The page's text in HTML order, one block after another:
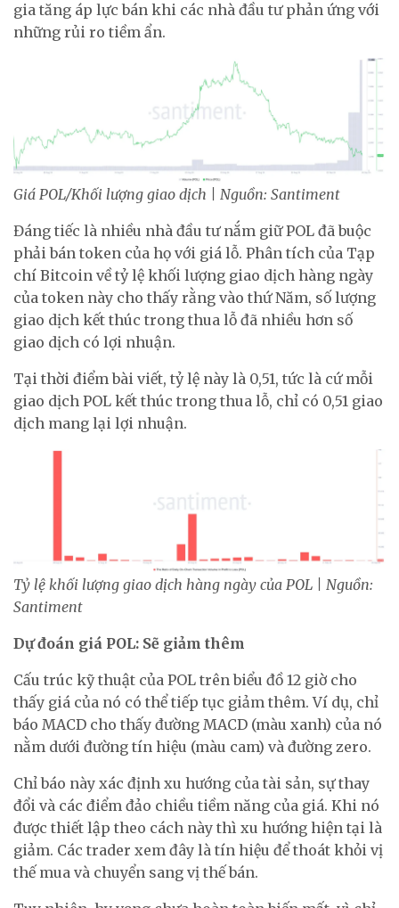
gia tăng áp lực bán khi các nhà đầu tư phản ứng với
những rủi ro tiềm ẩn.
Giá POL/Khối lượng giao dịch | Nguồn: Santiment
Đáng tiếc là nhiều nhà đầu tư nắm giữ POL đã buộc
phải bán token của họ với giá lỗ. Phân tích của Tạp
chí Bitcoin về tỷ lệ khối lượng giao dịch hàng ngày
của token này cho thấy rằng vào thứ Năm, số lượng
giao dịch kết thúc trong thua lỗ đã nhiều hơn số
giao dịch có lợi nhuận.
Tại thời điểm bài viết, tỷ lệ này là 0,51, tức là cứ mỗi
giao dịch POL kết thúc trong thua lỗ, chỉ có 0,51 giao
dịch mang lại lợi nhuận.
Tỷ lệ khối lượng giao dịch hàng ngày của POL | Nguồn:
Santiment
Dự đoán giá POL: Sẽ giảm thêm
Cấu trúc kỹ thuật của POL trên biểu đồ 12 giờ cho
thấy giá của nó có thể tiếp tục giảm thêm. Ví dụ, chỉ
báo MACD cho thấy đường MACD (màu xanh) của nó
nằm dưới đường tín hiệu (màu cam) và đường zero.
Chỉ báo này xác định xu hướng của tài sản, sự thay
đổi và các điểm đảo chiều tiềm năng của giá. Khi nó
được thiết lập theo cách này thì xu hướng hiện tại là
giảm. Các trader xem đây là tín hiệu để thoát khỏi vị
thế mua và chuyển sang vị thế bán.